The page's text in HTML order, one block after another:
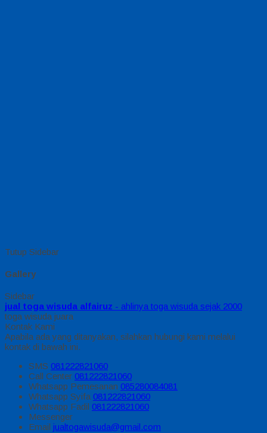
Tutup Sidebar
Gallery
Sidebar
jual toga wisuda alfairuz - ahlinya toga wisuda sejak 2000
toga wisuda juara
Kontak Kami
Apabila ada yang ditanyakan, silahkan hubungi kami melalui
kontak di bawah ini.
SMS 081222821060
Call Center 081222821060
Whatsapp Pemesanan 085280084081
Whatsapp Syifa 081222821060
Whatsapp Fadil 081222821060
Messenger
Email jualtogawisuda@gmail.com